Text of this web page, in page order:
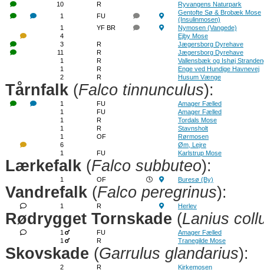
10
R
Ryvangens Naturpark
1
FU
Gentofte Sø & Brobæk Mose
(Insulinmosen)
1
YF BR
Nymosen (Vangede)
4
Ejby Mose
3
R
Jægersborg Dyrehave
11
R
Jægersborg Dyrehave
1
R
Vallensbæk og Ishøj
1
R
Enge ved Hundige Havnevej
2
R Husum Vænge
Tårnfalk (Falco tinnunculus):
1 FU
Amager Fælled
1
FU
Amager Fælled
1
R
Tordals Mose
1
R
Stavnsholt
1
OF
Rørmosen
6
Øm, Lejre
1
FU Karlstrup Mose
Lærkefalk (Falco subbuteo):
1 OF Buresø (By)
Vandrefalk (Falco peregrinus):
1 R Herlev
Rødrygget Tornskade (Lanius
1 FU
Amager Fælled
1
R Tranegilde Mose
Skovskade (Garrulus glandarius):
2 R
Kirkemosen